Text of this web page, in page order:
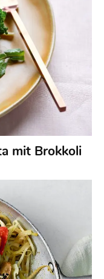
mit Brokkoli